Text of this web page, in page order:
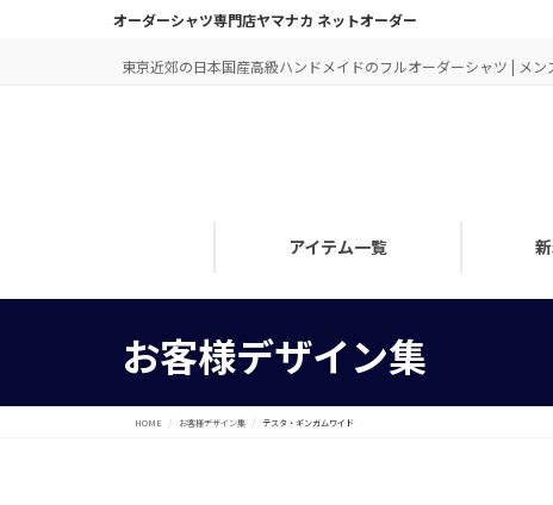
オーダーシャツ専門店ヤマナカ ネットオーダー
東京近郊の日本国産高級ハンドメイドのフルオーダーシャツ | メ
アイテム一覧
お客様デザイン集
HOME お客様デザイン集 テスタ・ギンガムワイド